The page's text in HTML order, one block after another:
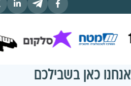
אנחנו כאן בשבילכם